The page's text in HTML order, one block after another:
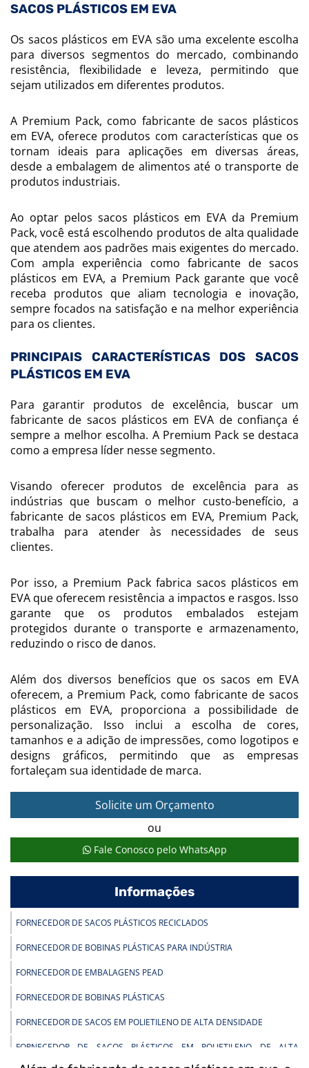
SACOS PLÁSTICOS EM EVA
Os sacos plásticos em EVA são uma excelente escolha
para diversos segmentos do mercado, combinando
resistência, flexibilidade e leveza, permitindo que
sejam utilizados em diferentes produtos.
A Premium Pack, como fabricante de sacos plásticos
em EVA, oferece produtos com características que os
tornam ideais para aplicações em diversas áreas,
desde a embalagem de alimentos até o transporte de
produtos industriais.
Ao optar pelos sacos plásticos em EVA da Premium
Pack, você está escolhendo produtos de alta qualidade
que atendem aos padrões mais exigentes do mercado.
Com ampla experiência como fabricante de sacos
plásticos em EVA, a Premium Pack garante que você
receba produtos que aliam tecnologia e inovação,
sempre focados na satisfação e na melhor experiência
para os clientes.
PRINCIPAIS CARACTERÍSTICAS DOS SACOS
PLÁSTICOS EM EVA
Para garantir produtos de excelência, buscar um
fabricante de sacos plásticos em EVA de confiança é
sempre a melhor escolha. A Premium Pack se destaca
como a empresa líder nesse segmento.
Visando oferecer produtos de excelência para as
indústrias que buscam o melhor custo-benefício, a
fabricante de sacos plásticos em EVA, Premium Pack,
trabalha para atender às necessidades de seus
clientes.
Por isso, a Premium Pack fabrica sacos plásticos em
EVA que oferecem resistência a impactos e rasgos. Isso
garante que os produtos embalados estejam
protegidos durante o transporte e armazenamento,
reduzindo o risco de danos.
Além dos diversos benefícios que os sacos em EVA
oferecem, a Premium Pack, como fabricante de sacos
plásticos em EVA, proporciona a possibilidade de
personalização. Isso inclui a escolha de cores,
tamanhos e a adição de impressões, como logotipos e
designs gráficos, permitindo que as empresas
fortaleçam sua identidade de marca.
Solicite um Orçamento
ou
Fale Conosco pelo WhatsApp
Informações
FORNECEDOR DE SACOS PLÁSTICOS RECICLADOS
FORNECEDOR DE BOBINAS PLÁSTICAS PARA INDÚSTRIA
FORNECEDOR DE EMBALAGENS PEAD
FORNECEDOR DE BOBINAS PLÁSTICAS
FORNECEDOR DE SACOS EM POLIETILENO DE ALTA DENSIDADE
FORNECEDOR DE SACOS PLÁSTICOS EM POLIETILENO DE ALTA